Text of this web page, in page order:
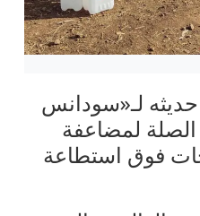
لـ«سودانس
لمضاعفة
فوق استطاعة